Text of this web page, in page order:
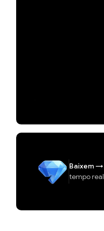
Baixem→
tempo